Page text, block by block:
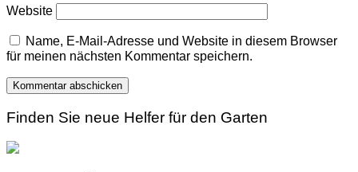
Website
Name, E-Mail-Adresse und Website in diesem Browser
für meinen nächsten Kommentar speichern.
Finden Sie neue Helfer für den Garten